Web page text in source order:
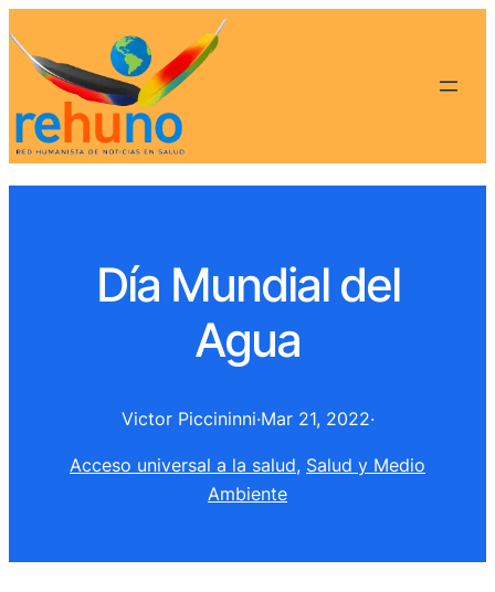
Día Mundial del
Agua
Victor Piccininni·Mar 21, 2022·
Acceso universal a la salud, Salud y Medio
Ambiente